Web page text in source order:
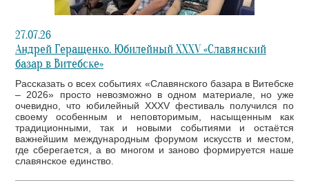
27.07.26
Андрей Геращенко. Юбилейный XXXV «Славянский
базар в Витебске»
Рассказать о всех событиях «Славянского базара в Витебске
– 2026» просто невозможно в одном материале, но уже
очевидно, что юбилейный XXXV фестиваль получился по
своему особенным и неповторимым, насыщенным как
традиционными, так и новыми событиями и остаётся
важнейшим международным форумом искусств и местом,
где сберегается, а во многом и заново формируется наше
славянское единство.